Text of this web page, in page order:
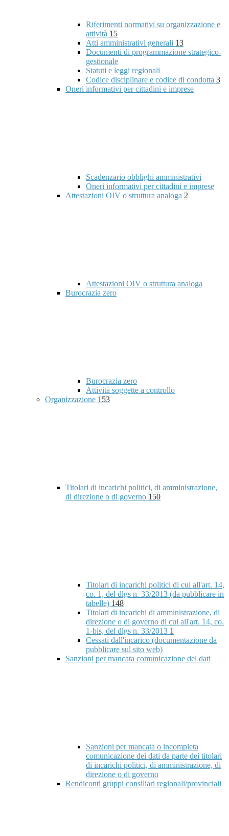
Riferimenti normativi su organizzazione e
attività 15
Atti amministrativi generali 13
Documenti di programmazione strategico-
gestionale
Statuti e leggi regionali
Codice disciplinare e codice di condotta 3
Oneri informativi per cittadini e imprese
Scadenzario obblighi amministrativi
Oneri informativi per cittadini e imprese
Attestazioni OIV o struttura analoga 2
Attestazioni OIV o struttura analoga
Burocrazia zero
Burocrazia zero
Attività soggette a controllo
Organizzazione 153
Titolari di incarichi politici, di amministrazione,
di direzione o di governo 150
Titolari di incarichi politici di cui all'art. 14,
co. 1, del dlgs n. 33/2013 (da pubblicare in
tabelle) 148
Titolari di incarichi di amministrazione, di
direzione o di governo di cui all'art. 14, co.
1-bis, del dlgs n. 33/2013 1
Cessati dall'incarico (documentazione da
pubblicare sul sito web)
Sanzioni per mancata comunicazione dei dati
Sanzioni per mancata o incompleta
comunicazione dei dati da parte dei titolari
di incarichi politici, di amministrazione, di
direzione o di governo
Rendiconti gruppi consiliari regionali/provinciali